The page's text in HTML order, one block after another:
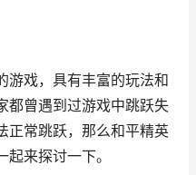
游戏，具有丰富的玩法和
都曾遇到过游戏中跳跃失
正常跳跃，那么和平精英
来探讨一下。